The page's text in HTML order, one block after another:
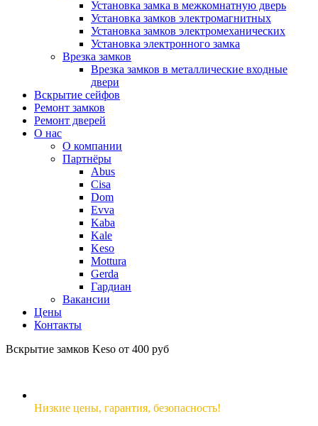
Установка замка в межкомнатную дверь
Установка замков электромагнитных
Установка замков электромеханических
Установка электронного замка
Врезка замков
Врезка замков в металлические входные
двери
Вскрытие сейфов
Ремонт замков
Ремонт дверей
О нас
О компании
Партнёры
Abus
Cisa
Dom
Evva
Kaba
Kale
Keso
Mottura
Gerda
Гардиан
Вакансии
Цены
Контакты
Вскрытие замков Keso от 400 руб
Низкие цены, гарантия, безопасность!